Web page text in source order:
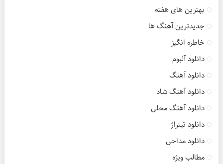
بهترین های هفته
جدیدترین آهنگ ها
خاطره انگیز
دانلود آلبوم
دانلود آهنگ
دانلود آهنگ شاد
دانلود آهنگ محلی
دانلود تیتراژ
دانلود مداحی
مطالب ویژه